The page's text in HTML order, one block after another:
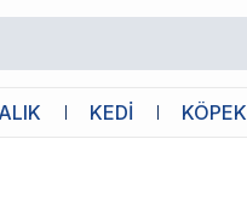
KEDİ KÖPEK